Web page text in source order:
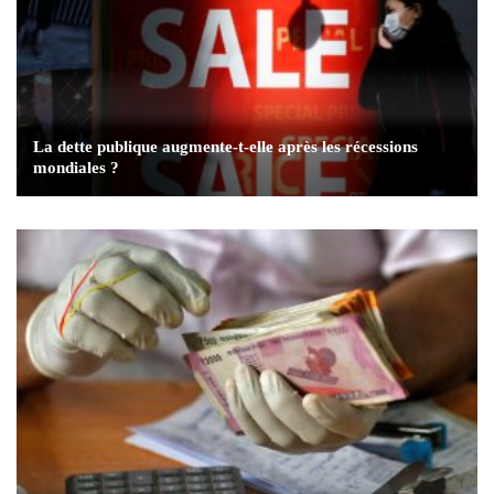
La dette publique augmente-t-elle après les récessions
mondiales ?